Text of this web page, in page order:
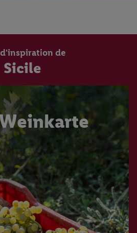
de
Sicile